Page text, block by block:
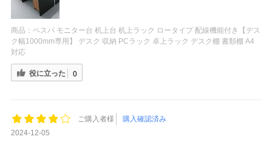
商品： ペスパ モニター台 机上台 机上ラック ロータイプ 配線機能付き【デス
ク幅1000mm専用】 デスク 収納 PCラック 卓上ラック デスク棚 書類棚 A4
対応
役に立った 0
ご購入者様
購入確認済み
2024-12-05